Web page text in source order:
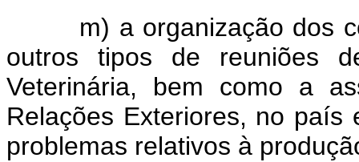
m) a organização dos
outros tipos de reuniões
Veterinária, bem como a
Relações Exteriores, no
problemas relativos à